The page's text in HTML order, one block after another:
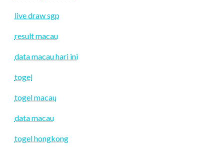
live draw sgp
result macau
data macau hari ini
togel
togel macau
data macau
togel hongkong